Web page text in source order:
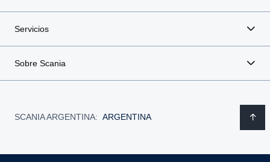
Servicios
Sobre Scania
SCANIA ARGENTINA: ARGENTINA